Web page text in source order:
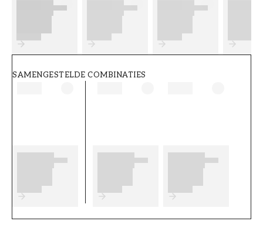
ARTIKELNUMMER
FT38-000-W0000 Wallpassion
SAMENGESTELDE COMBINATIES